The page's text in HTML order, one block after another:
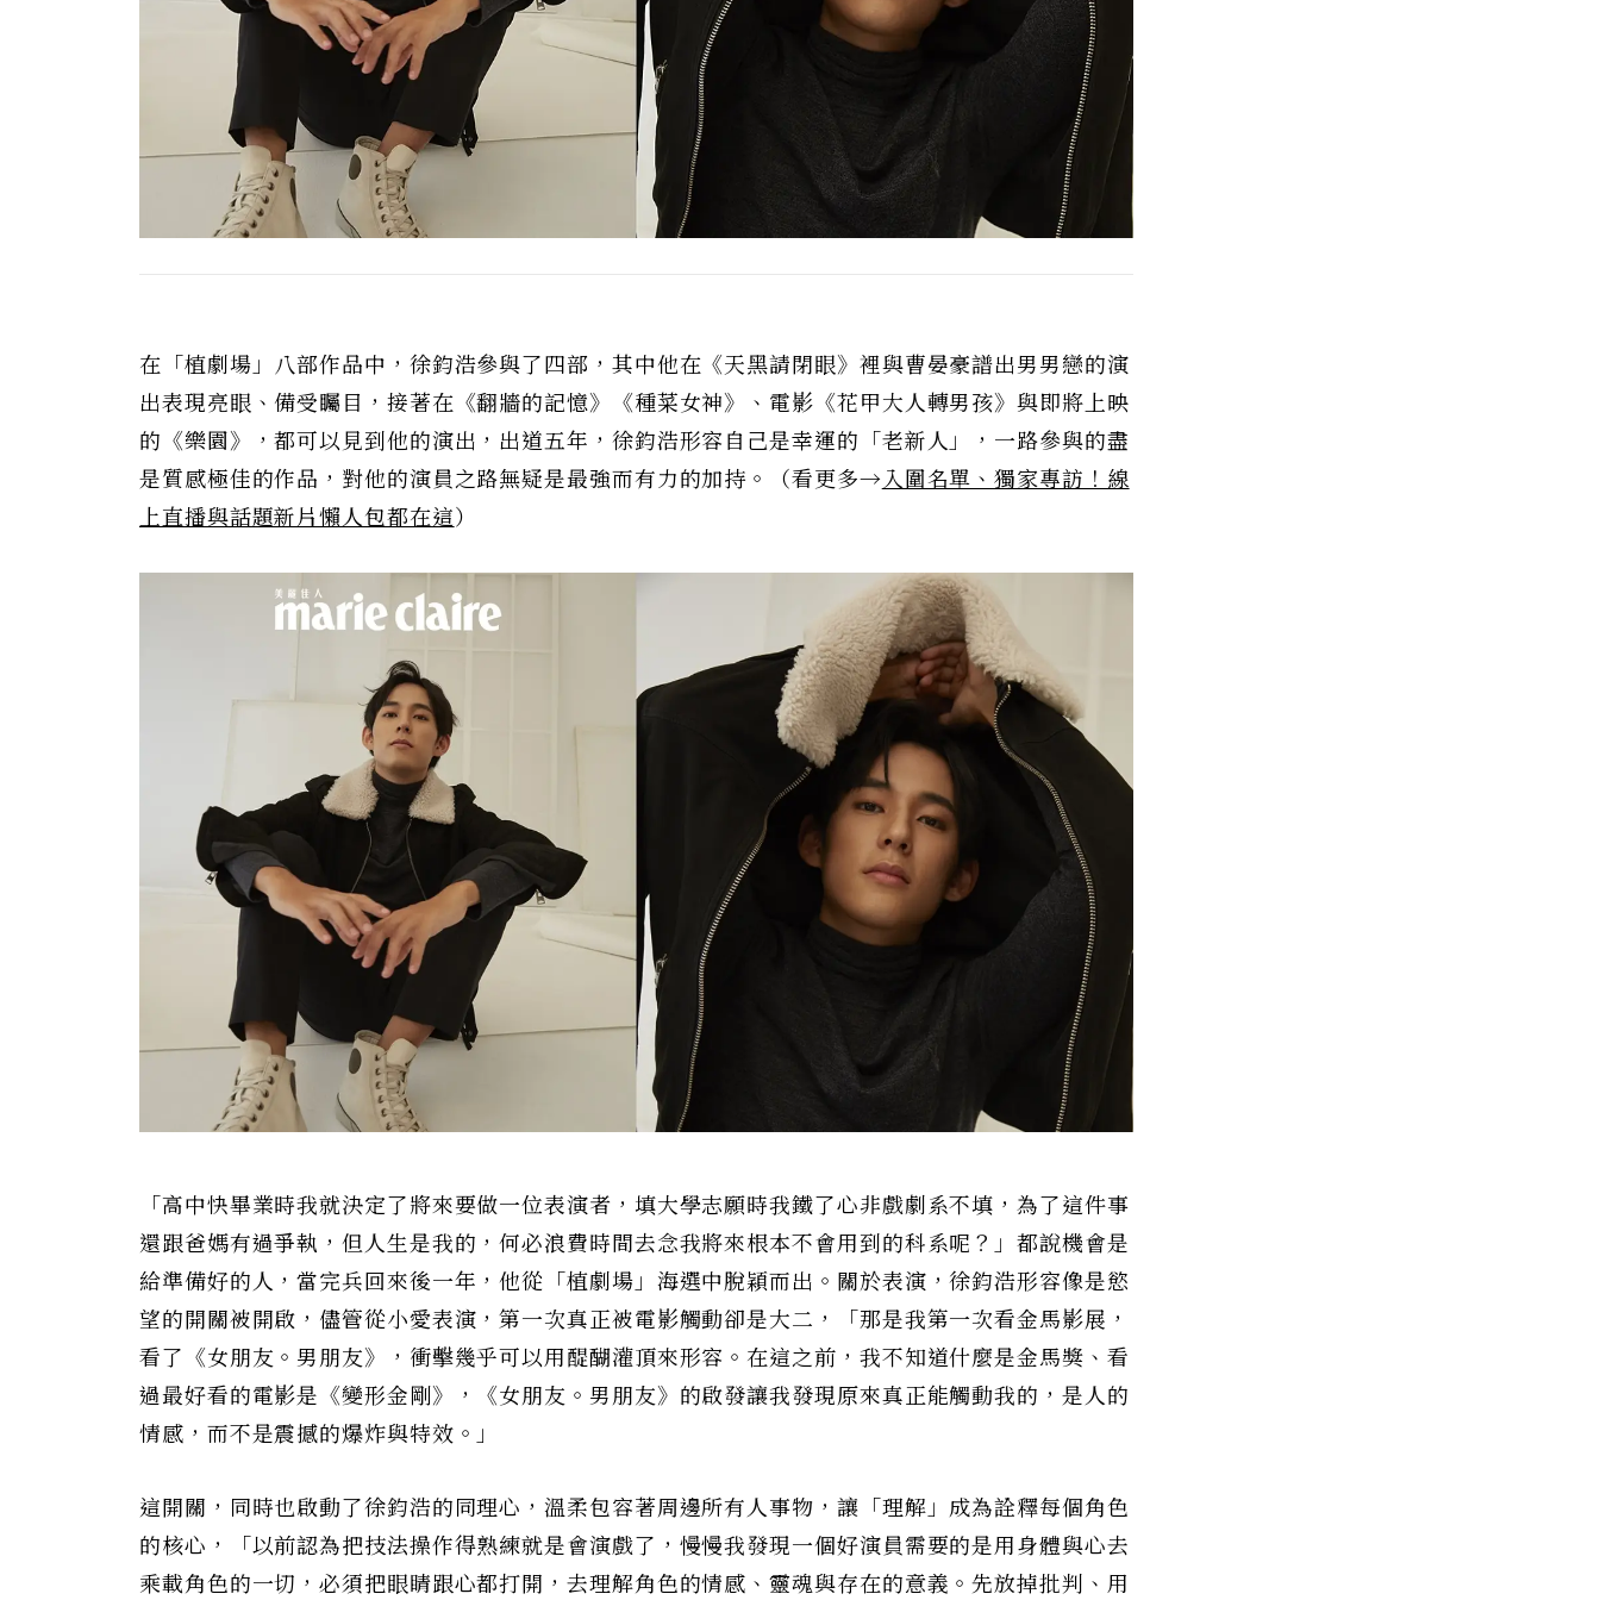
在「植劇場」八部作品中，徐鈞浩參與了四部，其中他在《天黑請閉眼》裡與曹晏豪譜出男男戀的演
出表現亮眼、備受矚目，接著在《翻牆的記憶》《種菜女神》、電影《花甲大人轉男孩》與即將上映
的《樂園》，都可以見到他的演出，出道五年，徐鈞浩形容自己是幸運的「老新人」，一路參與的盡
是質感極佳的作品，對他的演員之路無疑是最強而有力的加持。（看更多→入圍名單、獨家專訪！線
上直播與話題新片懶人包都在這）
「高中快畢業時我就決定了將來要做一位表演者，填大學志願時我鐵了心非戲劇系不填，為了這件事
還跟爸媽有過爭執，但人生是我的，何必浪費時間去念我將來根本不會用到的科系呢？」都說機會是
給準備好的人，當完兵回來後一年，他從「植劇場」海選中脫穎而出。關於表演，徐鈞浩形容像是慾
望的開關被開啟，儘管從小愛表演，第一次真正被電影觸動卻是大二，「那是我第一次看金馬影展，
看了《女朋友。男朋友》，衝擊幾乎可以用醍醐灌頂來形容。在這之前，我不知道什麼是金馬獎、看
過最好看的電影是《變形金剛》，《女朋友。男朋友》的啟發讓我發現原來真正能觸動我的，是人的
情感，而不是震撼的爆炸與特效。」
這開關，同時也啟動了徐鈞浩的同理心，溫柔包容著周邊所有人事物，讓「理解」成為詮釋每個角色
的核心，「以前認為把技法操作得熟練就是會演戲了，慢慢我發現一個好演員需要的是用身體與心去
乘載角色的一切，必須把眼睛跟心都打開，去理解角色的情感、靈魂與存在的意義。先放掉批判、用